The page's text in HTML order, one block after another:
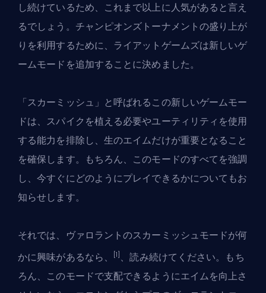
し続けているため、これまで以上に人気があると言え
るでしょう。チャンピオンズトーナメントの盛り上が
りを利用するために、ライアットゲームズは新しいゲ
ームモードを追加することに決めました。
「スカーミッシュ」と呼ばれるこの新しいゲームモー
ドは、スパイクを植える必要やユーティリティを使用
する能力を排除し、生のエイムだけが重要となること
を確保します。もちろん、このモードのすべてを強調
し、今すぐにどのようにプレイできるかについてもお
知らせします。
それでは、ヴァロラントのスカーミッシュモードが何
かに興味があるなら、
[1] 、読み続けてください。もち
ろん、このモードで支配できるようにエイムを向上さ